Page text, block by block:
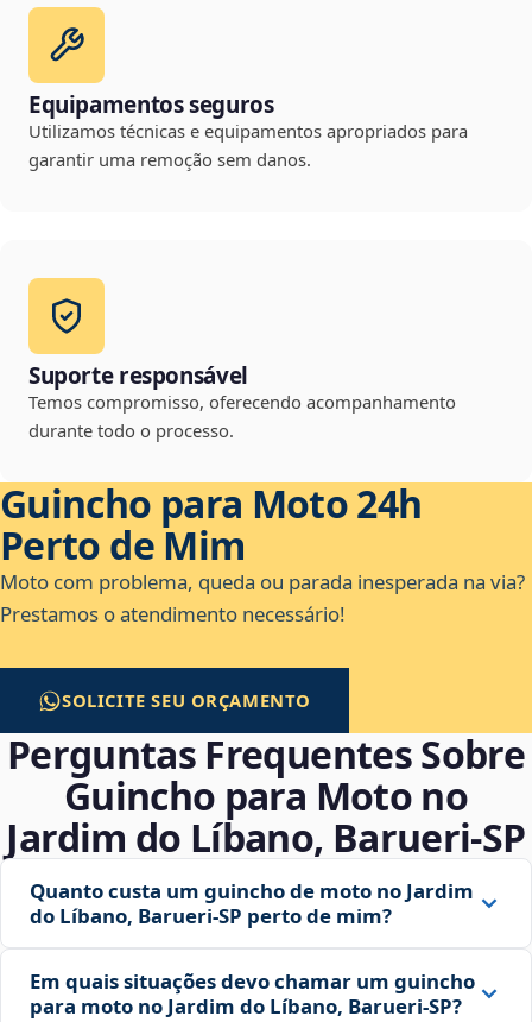
Equipamentos seguros
Utilizamos técnicas e equipamentos apropriados para
garantir uma remoção sem danos.
Suporte responsável
Temos compromisso, oferecendo acompanhamento
durante todo o processo.
Guincho para Moto 24h
Perto de Mim
Moto com problema, queda ou parada inesperada na via?
Prestamos o atendimento necessário!
SOLICITE SEU ORÇAMENTO
Perguntas Frequentes Sobre
Guincho para Moto no
Jardim do Líbano, Barueri‑SP
Quanto custa um guincho de moto no Jardim
do Líbano, Barueri‑SP perto de mim?
Em quais situações devo chamar um guincho
para moto no Jardim do Líbano, Barueri‑SP?